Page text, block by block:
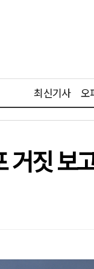
최신기사 오
거짓 보